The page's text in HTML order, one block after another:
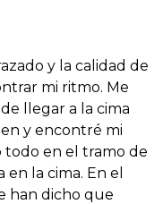
y la calidad de
mi ritmo. Me
llegar a la cima
y encontré mi
en el tramo de
la cima. En el
han dicho que